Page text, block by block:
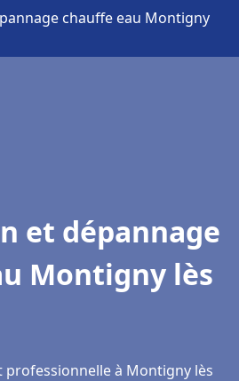
chauffe eau Montigny
et dépannage
Montigny lès
à Montigny lès